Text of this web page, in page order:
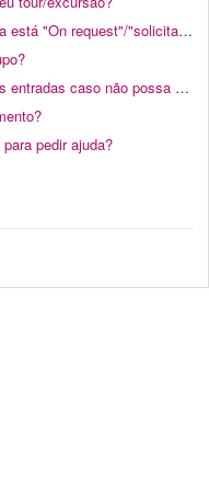
O que significa quando minha entrada está "On request"/"solicitação de reserva"?
É possível cancelar ou alterar minhas entradas caso não possa utiliza-las?
pedir ajuda?